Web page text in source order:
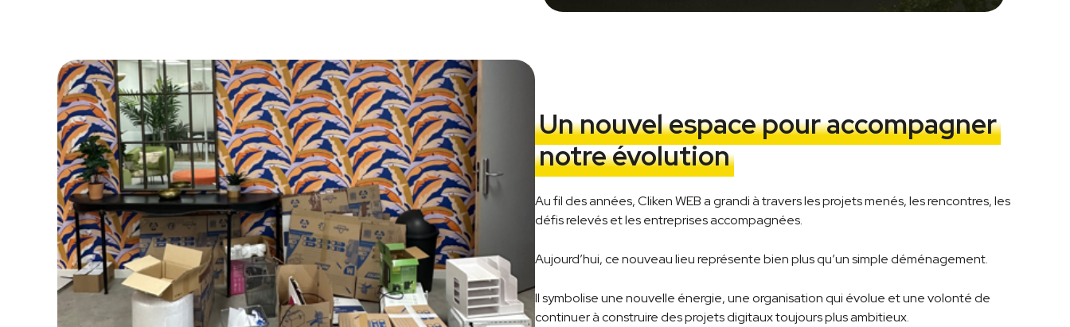
Un nouvel espace pour accompagner
notre évolution
Au fil des années, Cliken WEB a grandi à travers les projets menés, les rencontres, les
défis relevés et les entreprises accompagnées.
Aujourd’hui, ce nouveau lieu représente bien plus qu’un simple déménagement.
Il symbolise une nouvelle énergie, une organisation qui évolue et une volonté de
continuer à construire des projets digitaux toujours plus ambitieux.